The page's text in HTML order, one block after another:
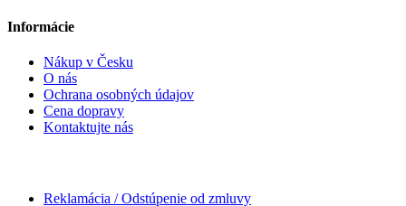
Informácie
Nákup v Česku
O nás
Ochrana osobných údajov
Cena dopravy
Kontaktujte nás
Reklamácia / Odstúpenie od zmluvy